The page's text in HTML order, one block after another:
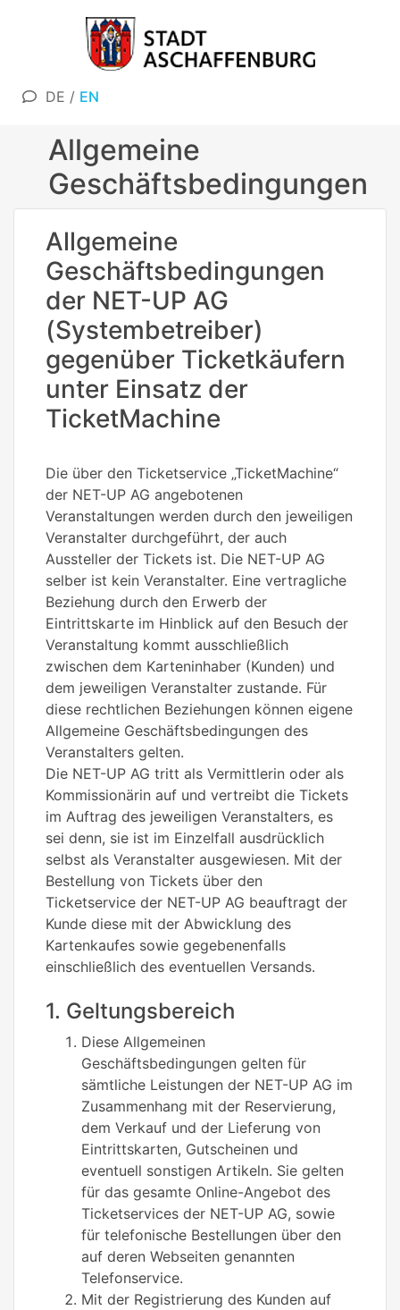
DE / EN
Allgemeine
Geschäftsbedingungen
Allgemeine
Geschäftsbedingungen
der NET-UP AG
(Systembetreiber)
gegenüber Ticketkäufern
unter Einsatz der
TicketMachine
Die über den Ticketservice „TicketMachine“
der NET-UP AG angebotenen
Veranstaltungen werden durch den jeweiligen
Veranstalter durchgeführt, der auch
Aussteller der Tickets ist. Die NET-UP AG
selber ist kein Veranstalter. Eine vertragliche
Beziehung durch den Erwerb der
Eintrittskarte im Hinblick auf den Besuch der
Veranstaltung kommt ausschließlich
zwischen dem Karteninhaber (Kunden) und
dem jeweiligen Veranstalter zustande. Für
diese rechtlichen Beziehungen können eigene
Allgemeine Geschäftsbedingungen des
Veranstalters gelten.
Die NET-UP AG tritt als Vermittlerin oder als
Kommissionärin auf und vertreibt die Tickets
im Auftrag des jeweiligen Veranstalters, es
sei denn, sie ist im Einzelfall ausdrücklich
selbst als Veranstalter ausgewiesen. Mit der
Bestellung von Tickets über den
Ticketservice der NET-UP AG beauftragt der
Kunde diese mit der Abwicklung des
Kartenkaufes sowie gegebenenfalls
einschließlich des eventuellen Versands.
1. Geltungsbereich
Diese Allgemeinen
Geschäftsbedingungen gelten für
sämtliche Leistungen der NET-UP AG im
Zusammenhang mit der Reservierung,
dem Verkauf und der Lieferung von
Eintrittskarten, Gutscheinen und
eventuell sonstigen Artikeln. Sie gelten
für das gesamte Online-Angebot des
Ticketservices der NET-UP AG, sowie
für telefonische Bestellungen über den
auf deren Webseiten genannten
Telefonservice.
Mit der Registrierung des Kunden auf